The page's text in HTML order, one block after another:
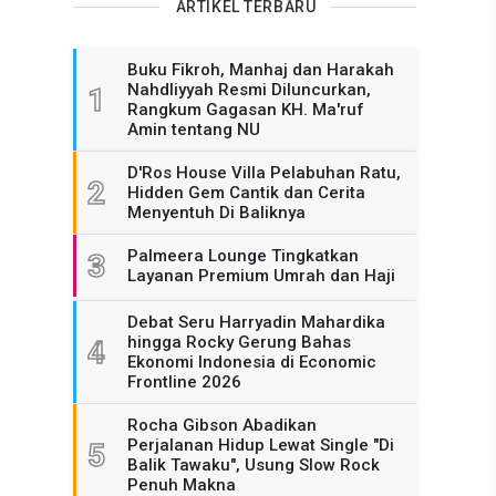
ARTIKEL TERBARU
1
Buku Fikroh, Manhaj dan Harakah
Nahdliyyah Resmi Diluncurkan,
Rangkum Gagasan KH. Ma'ruf
Amin tentang NU
2
D'Ros House Villa Pelabuhan Ratu,
Hidden Gem Cantik dan Cerita
Menyentuh Di Baliknya
3
Palmeera Lounge Tingkatkan
Layanan Premium Umrah dan Haji
4
Debat Seru Harryadin Mahardika
hingga Rocky Gerung Bahas
Ekonomi Indonesia di Economic
Frontline 2026
5
Rocha Gibson Abadikan
Perjalanan Hidup Lewat Single "Di
Balik Tawaku", Usung Slow Rock
Penuh Makna